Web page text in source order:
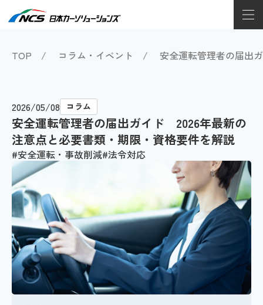
TOP コラム・イベント 安全運転管理者の届出
2026/05/08 コラム
安全運転管理者の届出ガイド 2026年最新の
注意点と必要書類・期限・資格要件を解説
安全運転・事故削減 法令対応